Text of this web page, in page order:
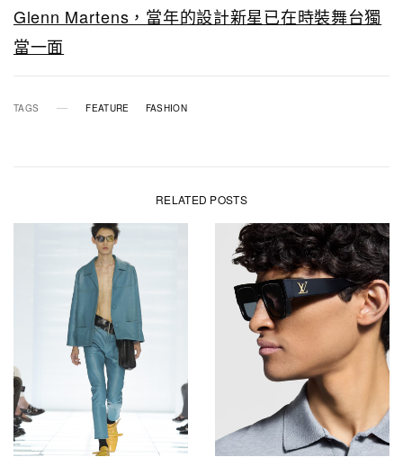
Glenn Martens，當年的設計新星已在時裝舞台獨
當一面
TAGS FEATURE FASHION
RELATED POSTS